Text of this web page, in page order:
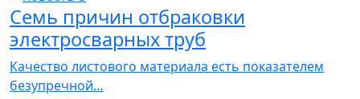
Семь причин отбраковки
электросварных труб
Качество листового материала есть показателем
безупречной…